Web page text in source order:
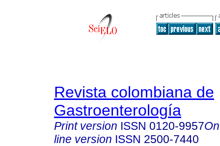
Revista colombiana de
Gastroenterología
Print version ISSN 0120-9957
line version ISSN 2500-7440